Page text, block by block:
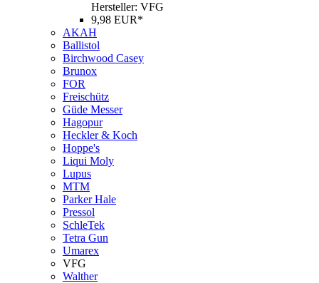
Hersteller: VFG
9,98 EUR*
AKAH
Ballistol
Birchwood Casey
Brunox
FOR
Freischütz
Güde Messer
Hagopur
Heckler & Koch
Hoppe's
Liqui Moly
Lupus
MTM
Parker Hale
Pressol
SchleTek
Tetra Gun
Umarex
VFG
Walther